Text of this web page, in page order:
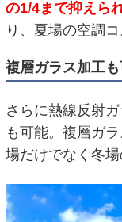
の1/4まで抑えら
り、夏場の空調
複層ガラス加工
さらに熱線反射
も可能。複層ガ
場だけでなく冬場